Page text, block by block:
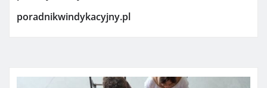
poradnikwindykacyjny.pl